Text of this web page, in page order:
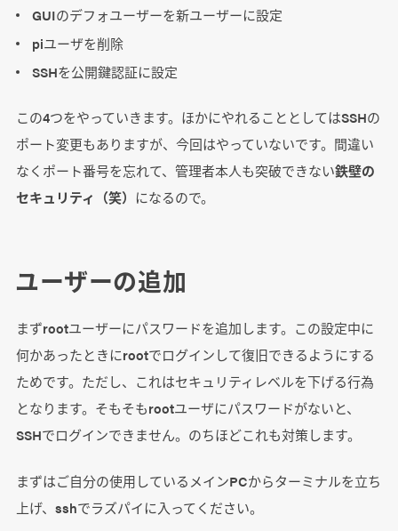
GUIのデフォユーザーを新ユーザーに設定
piユーザを削除
SSHを公開鍵認証に設定
この4つをやっていきます。ほかにやれることとしてはSSHの
ポート変更もありますが、今回はやっていないです。間違い
なくポート番号を忘れて、管理者本人も突破できない鉄壁の
セキュリティ（笑） になるので。
ユーザーの追加
まずrootユーザーにパスワードを追加します。この設定中に
何かあったときにrootでログインして復旧できるようにする
ためです。ただし、これはセキュリティレベルを下げる行為
となります。そもそもrootユーザにパスワードがないと、
SSHでログインできません。のちほどこれも対策します。
まずはご自分の使用しているメインPCからターミナルを立ち
上げ、sshでラズパイに入ってください。